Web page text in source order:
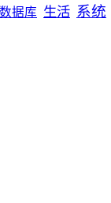
数据库 生活 系统